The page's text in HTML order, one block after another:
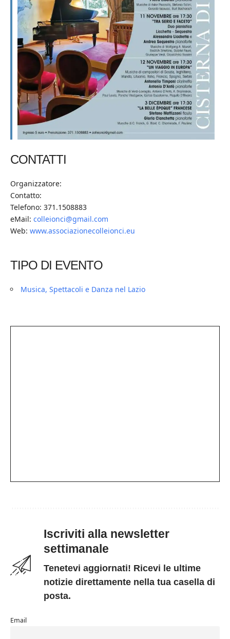
CONTATTI
Organizzatore:
Contatto:
Telefono: 371.1508883
eMail: colleionci@gmail.com
Web: www.associazionecolleionci.eu
TIPO DI EVENTO
Musica, Spettacoli e Danza nel Lazio
Iscriviti alla newsletter
settimanale
Tenetevi aggiornati! Ricevi le ultime
notizie direttamente nella tua casella di
posta.
Email